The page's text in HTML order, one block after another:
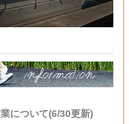
について(6/30更新)